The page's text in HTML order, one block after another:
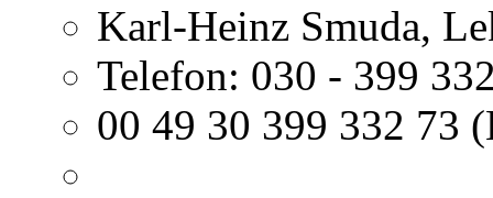
Karl-Heinz Smuda,
Telefon: 030 - 399
00 49 30 399 332 73